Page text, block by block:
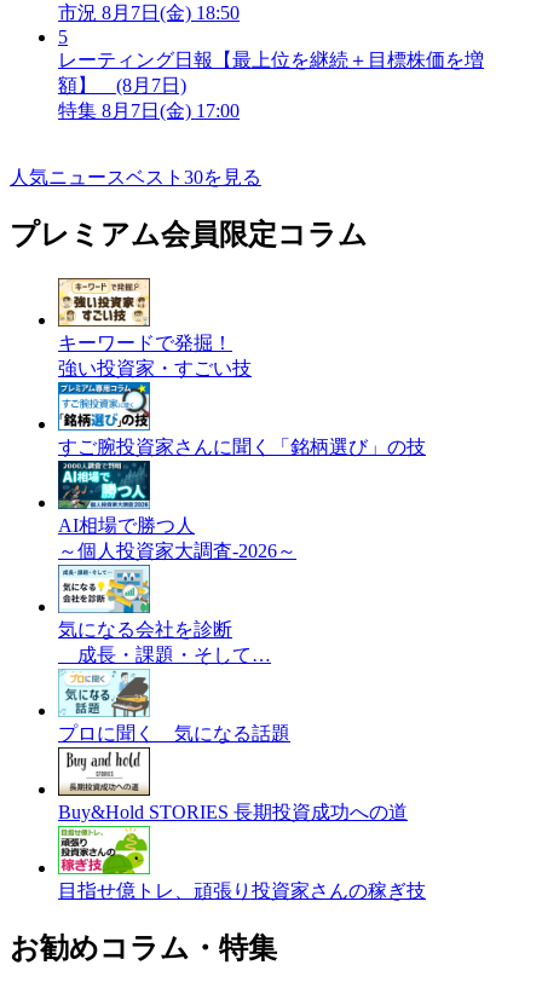
市況 8月7日(金) 18:50
5
レーティング日報【最上位を継続＋目標株価を増
額】 (8月7日)
特集 8月7日(金) 17:00
人気ニュースベスト30を見る
プレミアム会員限定コラム
キーワードで発掘！
強い投資家・すごい技
すご腕投資家さんに聞く「銘柄選び」の技
AI相場で勝つ人
～個人投資家大調査-2026～
気になる会社を診断
成長・課題・そして…
プロに聞く 気になる話題
Buy&Hold STORIES 長期投資成功への道
目指せ億トレ、頑張り投資家さんの稼ぎ技
お勧めコラム・特集